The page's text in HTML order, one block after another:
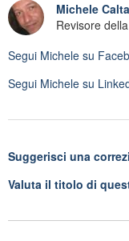
Michele
Revisore
Segui Michele su
Segui Michele su
Suggerisci una
Valuta il titolo di